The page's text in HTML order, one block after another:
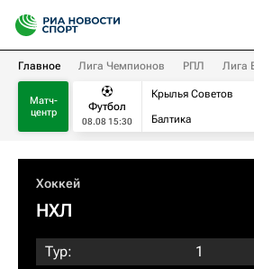
Главное Лига Чемпионов РПЛ Лига
Матч-
центр
Футбол
08.08 15:30
Крылья Советов
Балтика
Хоккей
НХЛ
Тур:
1